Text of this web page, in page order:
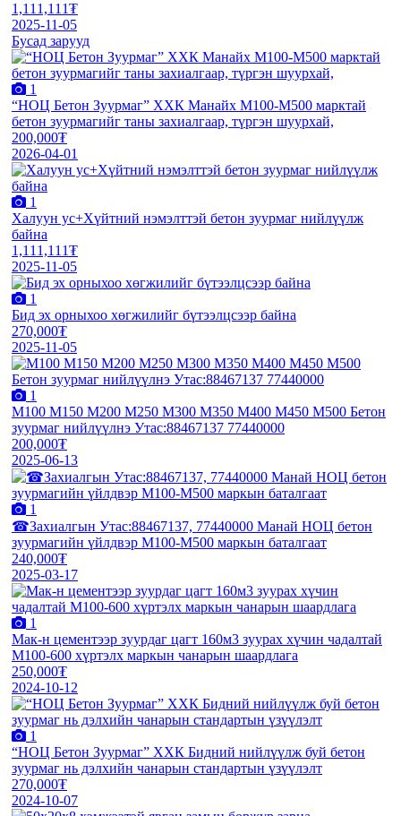
1,111,111₮
2025-11-05
Бусад зарууд
1
“НОЦ Бетон Зуурмаг” ХХК Манайх М100-М500 марктай
бетон зуурмагийг таны захиалгаар, түргэн шуурхай,
200,000₮
2026-04-01
1
Халуун ус+Хүйтний нэмэлттэй бетон зуурмаг нийлүүлж
байна
1,111,111₮
2025-11-05
1
Бид эх орныхоо хөгжилийг бүтээлцсээр байна
270,000₮
2025-11-05
1
М100 М150 М200 М250 М300 М350 М400 М450 М500 Бетон
зуурмаг нийлүүлнэ Утас:88467137 77440000
200,000₮
2025-06-13
1
☎Захиалгын Утас:88467137, 77440000 Манай НОЦ бетон
зуурмагийн үйлдвэр M100-M500 маркын баталгаат
240,000₮
2025-03-17
1
Мак-н цементээр зуурдаг цагт 160м3 зуурах хүчин чадалтай
М100-600 хүртэлх маркын чанарын шаардлага
250,000₮
2024-10-12
1
“НОЦ Бетон Зуурмаг” ХХК Бидний нийлүүлж буй бетон
зуурмаг нь дэлхийн чанарын стандартын үзүүлэлт
270,000₮
2024-10-07